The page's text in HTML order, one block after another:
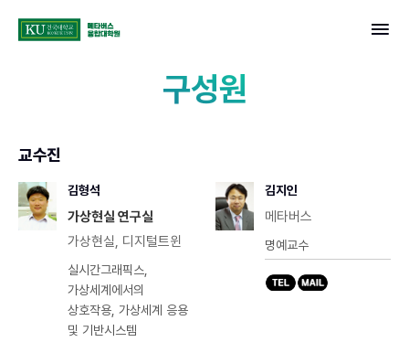
건국대학교 메타버스융합대학원
구성원
교수진
김형석
가상현실 연구실
가상현실, 디지털트윈
실시간그래픽스,
가상세계에서의
상호작용, 가상세계 응용
및 기반시스템
김지인
메타버스
명예교수